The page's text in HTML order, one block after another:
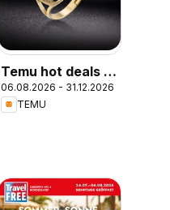
Temu hot deals –
Austria
06.08.2026 - 31.12.2026
TEMU